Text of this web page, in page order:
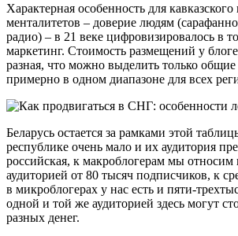
Характерная особенность для
менталитетов – доверие людям
радио) – в 21 веке цифровизировалось в
маркетинг. Стоимость размещений у
разная, что можно выделить только
примерно в одном диапазоне для всех
Беларусь остается за рамками этой
республике очень мало и их аудитория
российская, к макроблогерам мы
аудиторией от 80 тысяч подписчиков, к
в микроблогерах у нас есть и пяти-
одной и той же аудиторией здесь могут
разных денег.